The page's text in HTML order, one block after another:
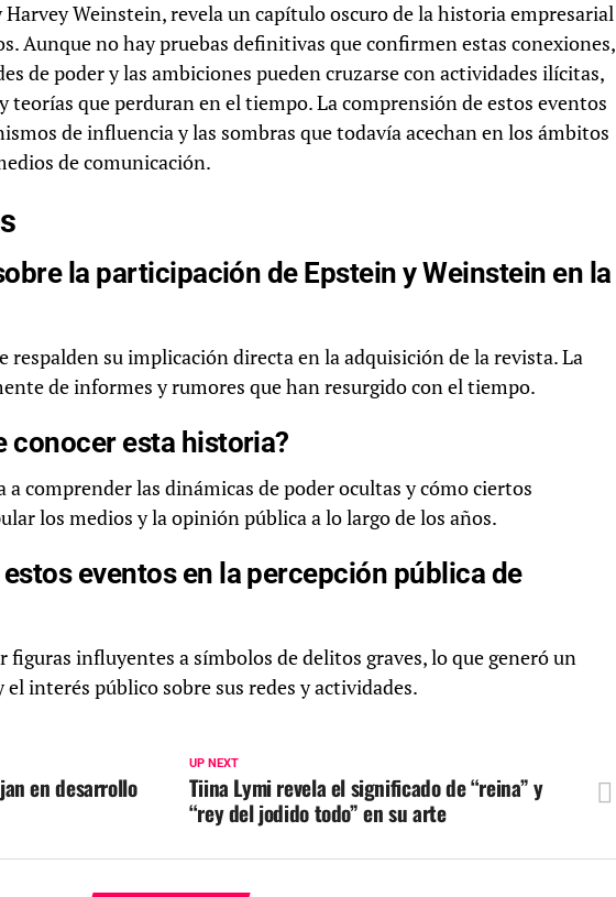
Weinstein, revela un capítulo oscuro de la historia empresarial
Aunque no hay pruebas definitivas que confirmen estas conexiones,
de poder y las ambiciones pueden cruzarse con actividades ilícitas,
teorías que perduran en el tiempo. La comprensión de estos eventos
de influencia y las sombras que todavía acechan en los ámbitos
de comunicación.
la participación de Epstein y Weinstein en la
respalden su implicación directa en la adquisición de la revista. La
de informes y rumores que han resurgido con el tiempo.
conocer esta historia?
a comprender las dinámicas de poder ocultas y cómo ciertos
los medios y la opinión pública a lo largo de los años.
eventos en la percepción pública de
figuras influyentes a símbolos de delitos graves, lo que generó un
interés público sobre sus redes y actividades.
UP NEXT
Tiina Lymi revela el significado de “reina” y
“rey del jodido todo” en su arte
en desarrollo